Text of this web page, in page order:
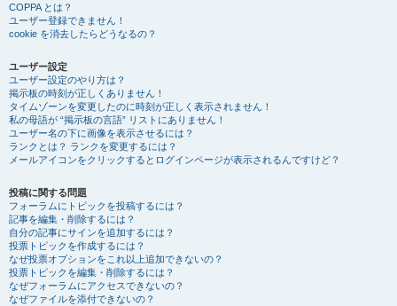
COPPA とは？
ユーザー登録できません！
cookie を消去したらどうなるの？
ユーザー設定
ユーザー設定のやり方は？
掲示板の時刻が正しくありません！
タイムゾーンを変更したのに時刻が正しく表示されません！
私の母語が “掲示板の言語” リストにありません！
ユーザー名の下に画像を表示させるには？
ランクとは？ ランクを変更するには？
メールアイコンをクリックするとログインページが表示されるんですけど？
投稿に関する問題
フォーラムにトピックを投稿するには？
記事を編集・削除するには？
自分の記事にサインを追加するには？
投票トピックを作成するには？
なぜ投票オプションをこれ以上追加できないの？
投票トピックを編集・削除するには？
なぜフォーラムにアクセスできないの？
なぜファイルを添付できないの？